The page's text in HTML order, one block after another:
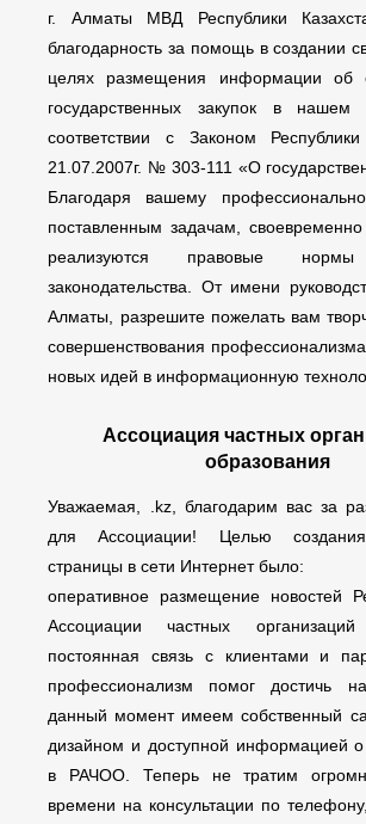
г. Алматы МВД Республики
благодарность за помощь в создании
целях размещения информации об
государственных закупок в нашем
соответствии с Законом
21.07.2007г. № 303-111 «О
Благодаря вашему
поставленным задачам,
реализуются правовые нормы
законодательства. От имени
Алматы, разрешите пожелать вам
совершенствования
новых идей в информационную
Ассоциация частных
образования
Уважаемая, .kz, благодарим вас за
для Ассоциации! Целью создания
страницы в сети Интернет было:
оперативное размещение новостей
Ассоциации частных организаций
постоянная связь с клиентами и
профессионализм помог достичь
данный момент имеем собственный
дизайном и доступной информацией о
в РАЧОО. Теперь не тратим
времени на консультации по